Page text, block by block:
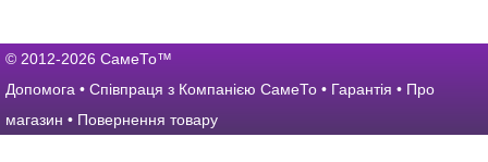
© 2012-2026 СамеТо™
Допомога • Співпраця з Компанією СамеТо • Гарантія • Про
магазин • Повернення товару